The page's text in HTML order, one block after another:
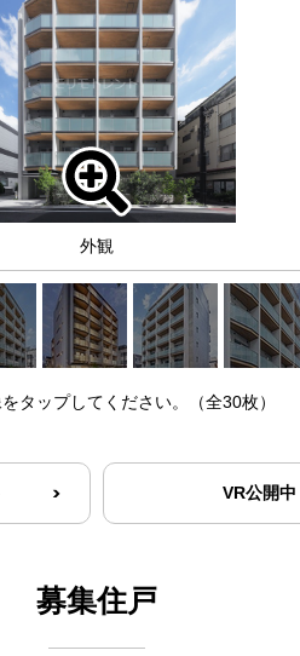
外観
タップしてください。（全30枚）
VR公開中
募集住戸